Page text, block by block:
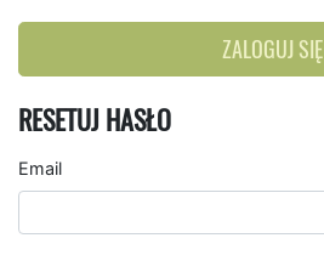
ZALOGUJ SIĘ
RESETUJ HASŁO
Email